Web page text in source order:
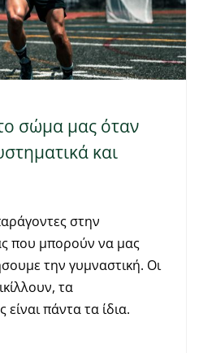
σώμα μας όταν
και
στην
που μπορούν να μας
την γυμναστική. Οι
τα
πάντα τα ίδια.